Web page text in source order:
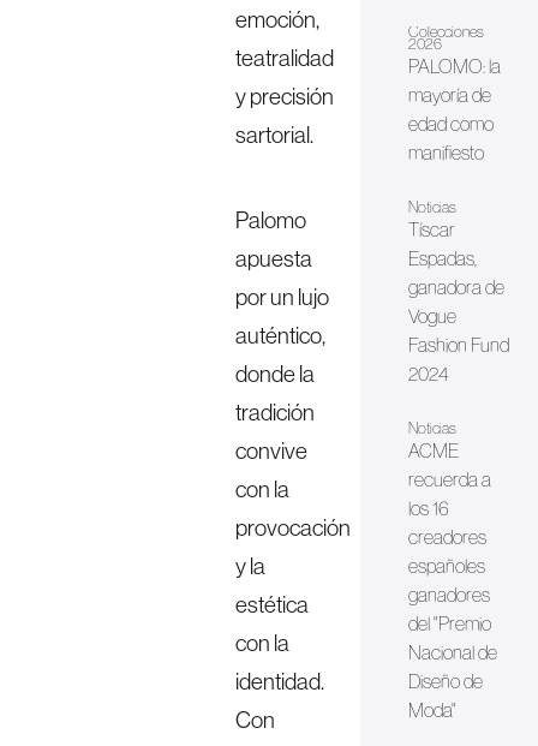
emoción,
teatralidad
y precisión
sartorial.
Palomo
apuesta
por un lujo
auténtico,
donde la
tradición
convive
con la
provocación
y la
estética
con la
identidad.
Con
Colecciones
2026
PALOMO: la
mayoría de
edad como
manifiesto
Noticias
Tíscar
Espadas,
ganadora de
Vogue
Fashion Fund
2024
Noticias
ACME
recuerda a
los 16
creadores
españoles
ganadores
del "Premio
Nacional de
Diseño de
Moda"